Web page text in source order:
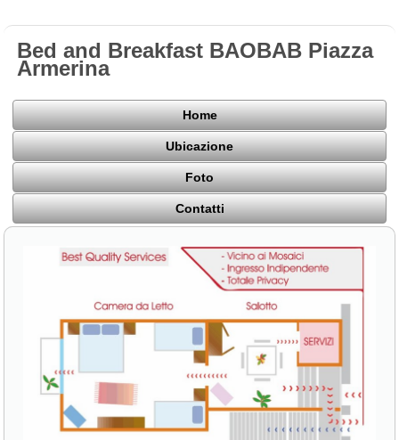
Bed and Breakfast BAOBAB Piazza
Armerina
Home
Ubicazione
Foto
Contatti